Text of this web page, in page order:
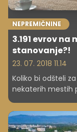
NEPREMIČNINE
3.191 evrov na
stanovanje?!
23. 07. 2018 11.14
Koliko bi odšteli
nekaterih mestih